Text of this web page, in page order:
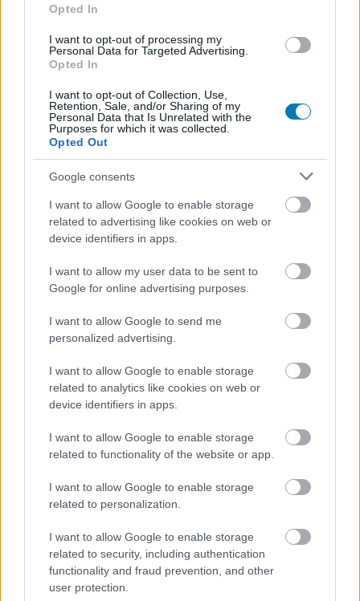
Opted In
I want to opt-out of processing my
Personal Data for Targeted Advertising.
Opted In
I want to opt-out of Collection, Use,
Retention, Sale, and/or Sharing of my
Personal Data that Is Unrelated with the
Purposes for which it was collected.
Opted Out
Google consents
I want to allow Google to enable storage
related to advertising like cookies on web or
device identifiers in apps.
I want to allow my user data to be sent to
Google for online advertising purposes.
I want to allow Google to send me
personalized advertising.
I want to allow Google to enable storage
related to analytics like cookies on web or
device identifiers in apps.
I want to allow Google to enable storage
related to functionality of the website or app.
I want to allow Google to enable storage
related to personalization.
I want to allow Google to enable storage
related to security, including authentication
functionality and fraud prevention, and other
user protection.
és a Duke Nukem 3D legendás
zeneszerzője
A videójáték-zene egyik úttörő alakja 81 éves
volt
82.49%
81 évesen eltávozott Robert Caskin "Bobby" Prince III,
Doom, a Doom II és számos más kultikus alkotás
emlékezetes zenéjével. Családja megerősítette, hogy a
legendás zeneszerző június 17-én hunyt el,
betegségének részleteit azonban nem hozták
külön köszönetet mondtak mindazoknak, akik imáikkal,
támogatásukkal és gondoskodásukkal segítették
Bobby Prince neve még azok számára is ismerősen
évek elején olyan meghatározó címek zenéjén dolgozott,
mint a Wolfenstein 3D, a Duke Nukem 2, majd a Doom és
a Doom II, amelyek metalos hangzásvilága alapjaiban
formálta a belső nézetes lövöldék atmoszféráját.
Később a Duke Nukem 3D, a Rise of the Triad és a
Realms of Chaos zenéjét is ő szerezte.